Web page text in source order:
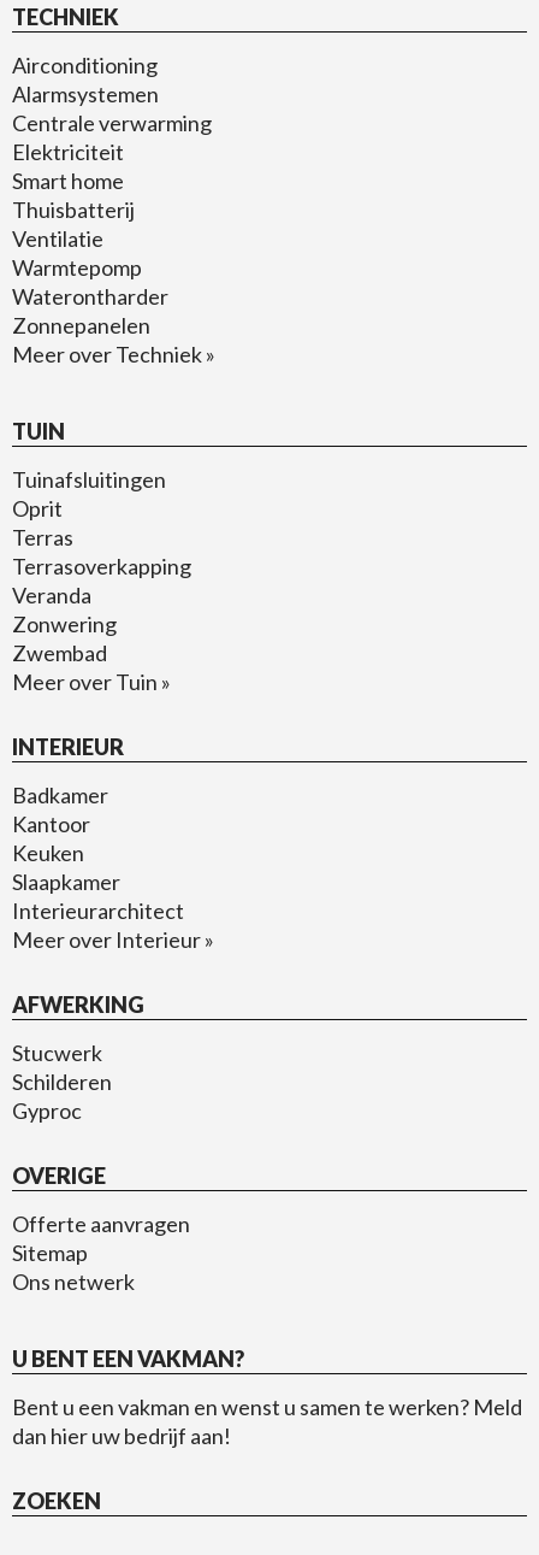
TECHNIEK
Airconditioning
Alarmsystemen
Centrale verwarming
Elektriciteit
Smart home
Thuisbatterij
Ventilatie
Warmtepomp
Waterontharder
Zonnepanelen
Meer over Techniek »
TUIN
Tuinafsluitingen
Oprit
Terras
Terrasoverkapping
Veranda
Zonwering
Zwembad
Meer over Tuin »
INTERIEUR
Badkamer
Kantoor
Keuken
Slaapkamer
Interieurarchitect
Meer over Interieur »
AFWERKING
Stucwerk
Schilderen
Gyproc
OVERIGE
Offerte aanvragen
Sitemap
Ons netwerk
U BENT EEN VAKMAN?
Bent u een vakman en wenst u samen te werken? Meld
dan hier uw bedrijf aan!
ZOEKEN